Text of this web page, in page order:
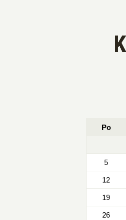
Po
5
12
19
26